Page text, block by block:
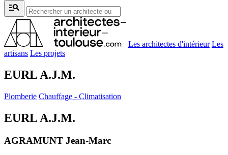
manage_search
Les architectes d'intérieur Les
artisans Les projets
EURL A.J.M.
Plomberie Chauffage - Climatisation
EURL A.J.M.
AGRAMUNT Jean-Marc